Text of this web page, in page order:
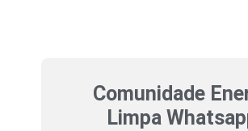
Comunidade
Limpa